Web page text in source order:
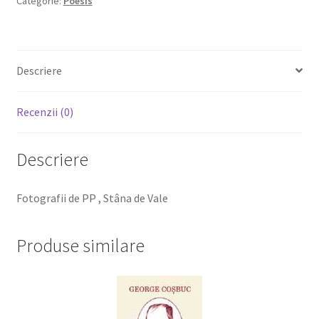
(TRADUCERE:
CIOFLICA)
Descriere
Recenzii (0)
Descriere
Fotografii de PP , Stâna de Vale
Produse similare